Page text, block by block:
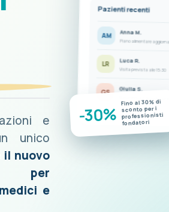
e
unico
il nuovo
per
e
Pazienti recenti
AM Anna M.
Piano alimentare
LR Luca R.
Visita prevista alle 15:30
GS Giulia S.
Nuove misurazioni disponibili
-30%
Fino al 30% di
sconto per i
professionisti
fondatori